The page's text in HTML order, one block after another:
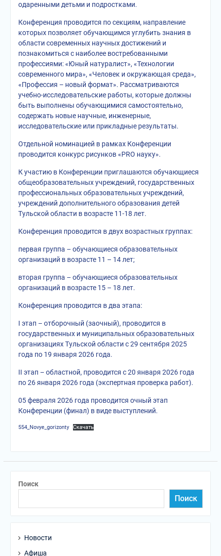
одаренными детьми и подростками.
Конференция проводится по секциям, направление
которых позволяет обучающимся углубить знания в
области современных научных достижений и
познакомиться с наиболее востребованными
профессиями: «Юный натуралист», «Технологии
современного мира», «Человек и окружающая среда»,
«Профессия – новый формат». Рассматриваются
учебно-исследовательские работы, которые должны
быть выполнены обучающимися самостоятельно,
содержать новые научные, инженерные,
исследовательские или прикладные результаты.
Отдельной номинацией в рамках Конференции
проводится конкурс рисунков «PRO науку».
К участию в Конференции приглашаются обучающиеся
общеобразовательных учреждений, государственных
профессиональных образовательных учреждений,
учреждений дополнительного образования детей
Тульской области в возрасте 11-18 лет.
Конференция проводится в двух возрастных группах:
первая группа – обучающиеся образовательных
организаций в возрасте 11 – 14 лет;
вторая группа – обучающиеся образовательных
организаций в возрасте 15 – 18 лет.
Конференция проводится в два этапа:
I этап – отборочный (заочный), проводится в
государственных и муниципальных образовательных
организациях Тульской области с 29 сентября 2025
года по 19 января 2026 года.
II этап – областной, проводится с 20 января 2026 года
по 26 января 2026 года (экспертная проверка работ).
05 февраля 2026 года проводится очный этап
Конференции (финал) в виде выступлений.
554_Novye_gorizonty Скачать
Поиск
Поиск
Новости
Афиша